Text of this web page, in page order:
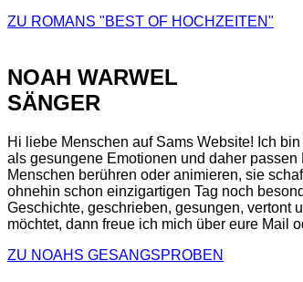
ZU ROMANS "BEST OF HOCHZEITEN"
NOAH WARWEL
SÄNGER
Hi liebe Menschen auf Sams Website! Ich
als gesungene Emotionen und daher
Menschen berühren oder animieren, sie
ohnehin schon einzigartigen Tag noch
Geschichte, geschrieben, gesungen, vertont
möchtet, dann freue ich mich über eure Mail
ZU NOAHS GESANGSPROBEN